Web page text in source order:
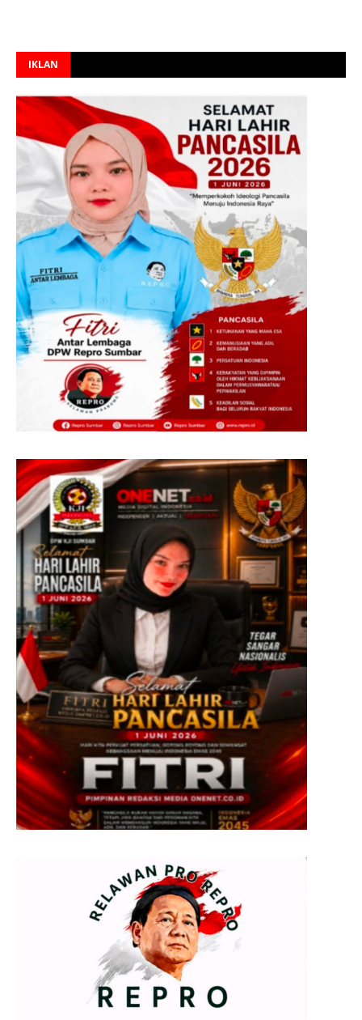
IKLAN